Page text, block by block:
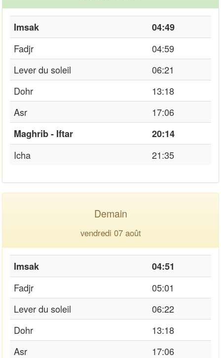
Imsak
04:49
Fadjr
04:59
Lever du soleil
06:21
Dohr
13:18
Asr
17:06
Maghrib - Iftar
20:14
Icha
21:35
Demain
vendredi 07 août
Imsak
04:51
Fadjr
05:01
Lever du soleil
06:22
Dohr
13:18
Asr
17:06